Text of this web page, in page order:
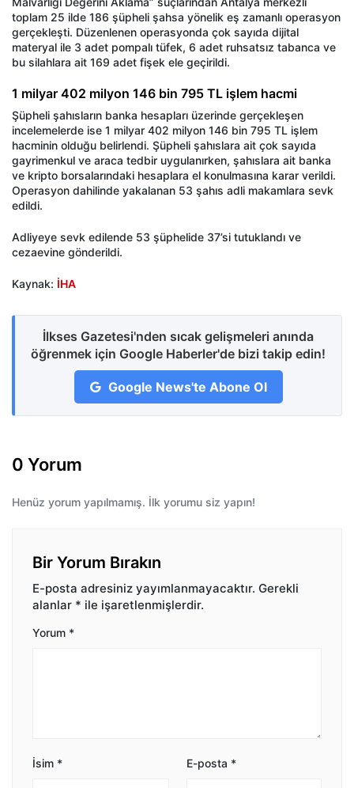
toplam 25 ilde 186 şüpheli şahsa yönelik eş zamanlı operasyon
gerçekleşti. Düzenlenen operasyonda çok sayıda dijital
materyal ile 3 adet pompalı tüfek, 6 adet ruhsatsız tabanca ve
bu silahlara ait 169 adet fişek ele geçirildi.
1 milyar 402 milyon 146 bin 795 TL işlem hacmi
Şüpheli şahısların banka hesapları üzerinde gerçekleşen
incelemelerde ise 1 milyar 402 milyon 146 bin 795 TL işlem
hacminin olduğu belirlendi. Şüpheli şahıslara ait çok sayıda
gayrimenkul ve araca tedbir uygulanırken, şahıslara ait banka
ve kripto borsalarındaki hesaplara el konulmasına karar verildi.
Operasyon dahilinde yakalanan 53 şahıs adli makamlara sevk
edildi.
Adliyeye sevk edilende 53 şüphelide 37’si tutuklandı ve
cezaevine gönderildi.
Kaynak: İHA
İlkses Gazetesi'nden sıcak gelişmeleri anında
öğrenmek için Google Haberler'de bizi takip edin!
Google News'te Abone Ol
0 Yorum
Henüz yorum yapılmamış. İlk yorumu siz yapın!
Bir Yorum Bırakın
E-posta adresiniz yayımlanmayacaktır. Gerekli
alanlar * ile işaretlenmişlerdir.
Yorum *
İsim * E-posta *